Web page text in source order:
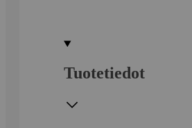
Tuotetiedot